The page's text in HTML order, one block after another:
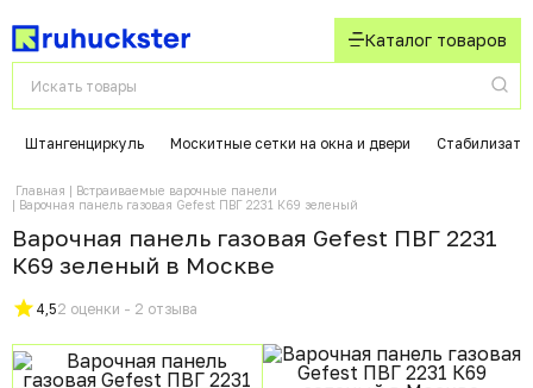
Каталог товаров
Штангенциркуль Москитные сетки на окна и двери
Главная
Встраиваемые варочные панели
Варочная панель газовая Gefest ПВГ 2231 К69 зеленый
Варочная панель газовая Gefest ПВГ 2231
К69 зеленый в Москвe
4,52 оценки - 2 отзыва